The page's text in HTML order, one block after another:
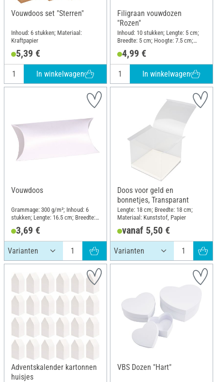
Vouwdoos set "Sterren"
Inhoud: 6 stukken; Materiaal:
Kraftpapier
5,39 €
In winkelwagen
Filigraan vouwdozen
"Rozen"
Inhoud: 10 stukken; Lengte: 5 cm;
Breedte: 5 cm; Hoogte: 7.5 cm;
4,99 €
In winkelwagen
Vouwdoos
Grammage: 300 g/m²; Inhoud: 6
stukken; Lengte: 16.5 cm; Breedte: 7
3,69 €
Doos voor geld en
bonnetjes, Transparant
Lengte: 18 cm; Breedte: 18 cm;
Materiaal: Kunststof, Papier
vanaf 5,50 €
Adventskalender kartonnen
huisjes
VBS Dozen "Hart"